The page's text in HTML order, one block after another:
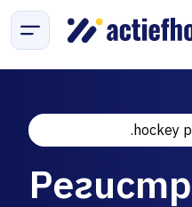
.hockey